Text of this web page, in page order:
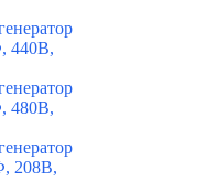
440В,
480В,
208В,